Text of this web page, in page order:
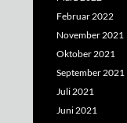
Februar 2022
November 2021
Oktober 2021
September 2021
Juli 2021
Juni 2021